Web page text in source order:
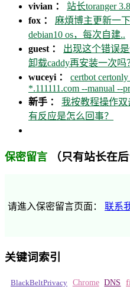
vivian ： 站长toranger
fox ： 麻煩博主更新一
debian10 os，每次自建..
guest ： 出现这个错误
卸载caddy再安装一次吗
wuceyi ： certbot
*.111111.com --manual --
新手 ： 我按教程操作双
有反应是怎么回事？
保密留言 （只有站长在后
请進入保密留言页面： 联系
关键词索引
BlackBeltPrivacy Chrome DNS